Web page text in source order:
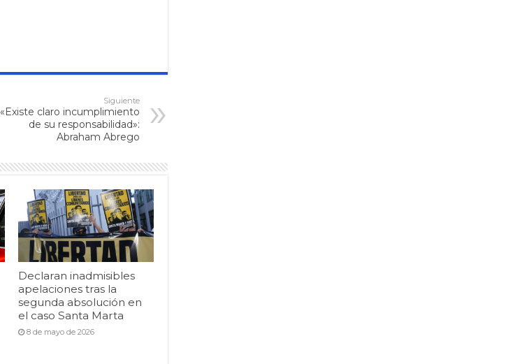
Siguiente
«Existe claro incumplimiento
de su responsabilidad»:
Abraham Abrego
Declaran inadmisibles
apelaciones tras la
segunda absolución en
el caso Santa Marta
8 de mayo de 2026